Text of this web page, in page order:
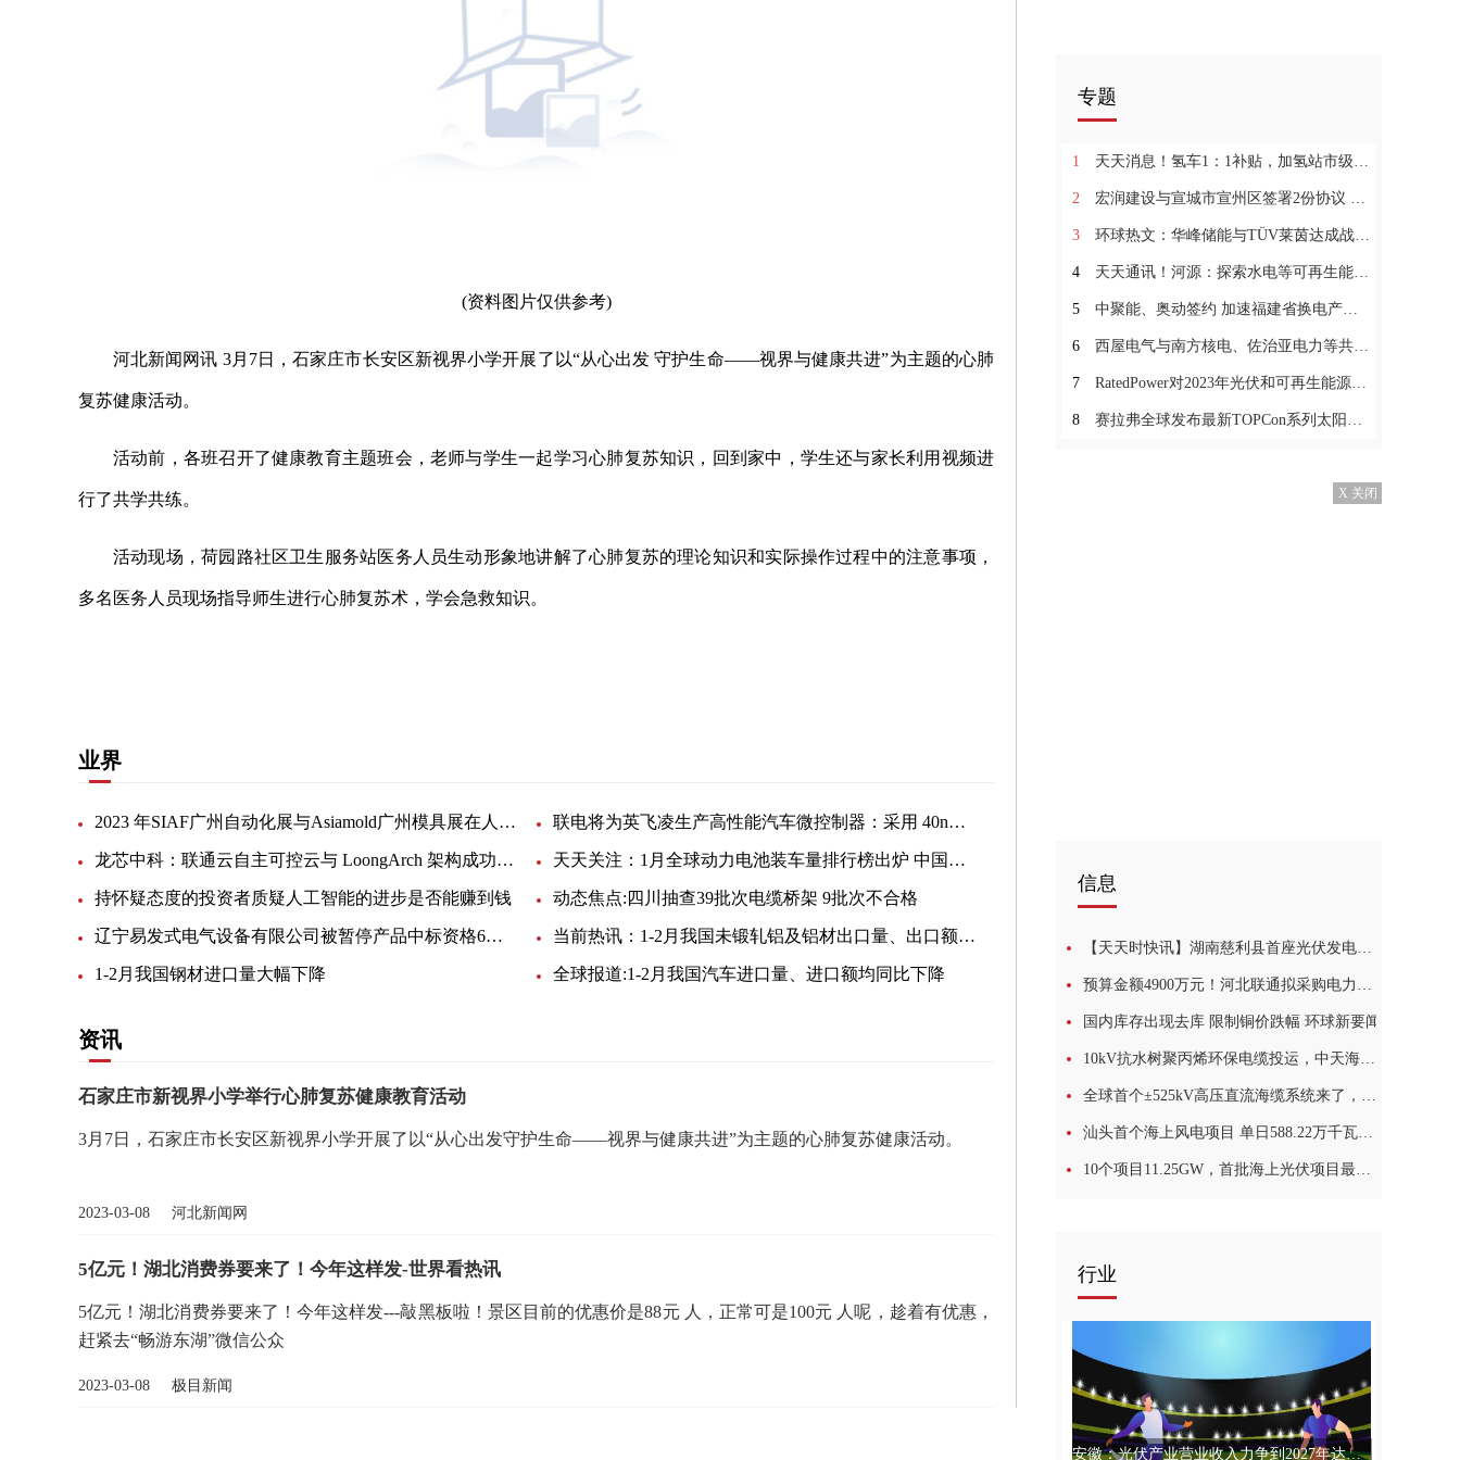
(资料图片仅供参考)
河北新闻网讯 3月7日，石家庄市长安区新视界小学开展了以“从心出发 守护生命——视界与健康共进”为主题的心肺
复苏健康活动。
活动前，各班召开了健康教育主题班会，老师与学生一起学习心肺复苏知识，回到家中，学生还与家长利用视频进
行了共学共练。
活动现场，荷园路社区卫生服务站医务人员生动形象地讲解了心肺复苏的理论知识和实际操作过程中的注意事项，
多名医务人员现场指导师生进行心肺复苏术，学会急救知识。
业界
2023 年SIAF广州自动化展与Asiamold广州模具展在人潮中圆满举行|世界信息 联电将为英飞凌生产高性能汽车微控制器：采用 40nm 工艺-要闻
龙芯中科：联通云自主可控云与 LoongArch 架构成功适配 天天关注：1月全球动力电池装车量排行榜出炉 中国企业份额占比近六成
持怀疑态度的投资者质疑人工智能的进步是否能赚到钱 动态焦点:四川抽查39批次电缆桥架 9批次不合格
辽宁易发式电气设备有限公司被暂停产品中标资格6个月 当前热讯：1-2月我国未锻轧铝及铝材出口量、出口额同比均下跌
1-2月我国钢材进口量大幅下降 全球报道:1-2月我国汽车进口量、进口额均同比下降
资讯
石家庄市新视界小学举行心肺复苏健康教育活动
3月7日，石家庄市长安区新视界小学开展了以“从心出发守护生命——视界与健康共进”为主题的心肺复苏健康活动。
2023-03-08 河北新闻网
5亿元！湖北消费券要来了！今年这样发-世界看热讯
5亿元！湖北消费券要来了！今年这样发---敲黑板啦！景区目前的优惠价是88元 人，正常可是100元 人呢，趁着有优惠，
赶紧去“畅游东湖”微信公众
2023-03-08 极目新闻
专题
1 天天消息！氢车1：1补贴，加氢站市级承担！天津燃料电池汽车示范补贴细则公布
2 宏润建设与宣城市宣州区签署2份协议 开发光伏项目
3 环球热文：华峰储能与TÜV莱茵达成战略合作协议
4 天天通讯！河源：探索水电等可再生能源制氢 开展燃料电池汽车应用试点示范
5 中聚能、奥动签约 加速福建省换电产业发展
6 西屋电气与南方核电、佐治亚电力等共同庆祝 Vogtle 3 号机组首次临界 环球关注
7 RatedPower对2023年光伏和可再生能源前景进行展望|全球头条
8 赛拉弗全球发布最新TOPCon系列太阳能光伏组件
X 关闭
信息
【天天时快讯】湖南慈利县首座光伏发电加油站并网投运
预算金额4900万元！河北联通拟采购电力电缆_每日热讯
国内库存出现去库 限制铜价跌幅 环球新要闻
10kV抗水树聚丙烯环保电缆投运，中天海缆、广东电网等参与研制
全球首个±525kV高压直流海缆系统来了，NKT和Prysmian被选定为供应商
汕头首个海上风电项目 单日588.22万千瓦时、超设计满发-热头条
10个项目11.25GW，首批海上光伏项目最新进展_环球动态
行业
安徽：光伏产业营业收入力争到2027年达到4000亿元 环球微动态